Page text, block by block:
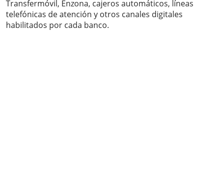
Transfermóvil, Enzona, cajeros automáticos, líneas
telefónicas de atención y otros canales digitales
habilitados por cada banco.